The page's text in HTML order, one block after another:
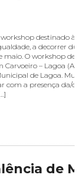
destinado às/
a decorrer
maio. O workshop
Carvoeiro – Lagoa
de Lagoa.
com a presença da/o
de